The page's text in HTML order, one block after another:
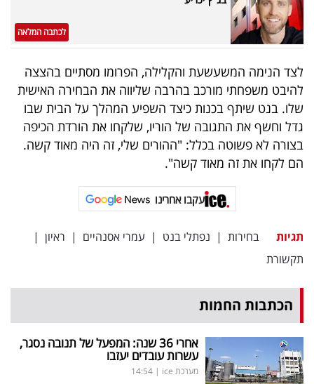
לכתבה המלאה
לצד הנימה המשעשעת והקלילה, הפרומו מסתיים בהצצה
להיבט משפחתי מורכב בהרבה שליווה את הבחירה האישית
שלו. בנט שיתף בכנות כיצד השפיע המהלך על הבית שבו
גדל וחשף את התגובה של הוריו, שלקחו את הורדת הכיפה
בצורה לא פשוטה בכלל: "ההורים שלי, זה היה מאוד קשה.
הם לקחו את זה מאוד קשה".
עקבו אחרינו
תגיות בחירות | נפתלי בנט | עמרי אסנהיים | ראיון |
תקשורת
הכתבות החמות
אחרי 36 שנה: המפעל של תנובה נסגר,
עשרות עובדים יעזבו
מערכת ice |
14:54